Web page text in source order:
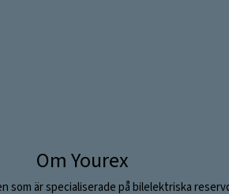
Om Yourex
är specialiserade på bilelektriska